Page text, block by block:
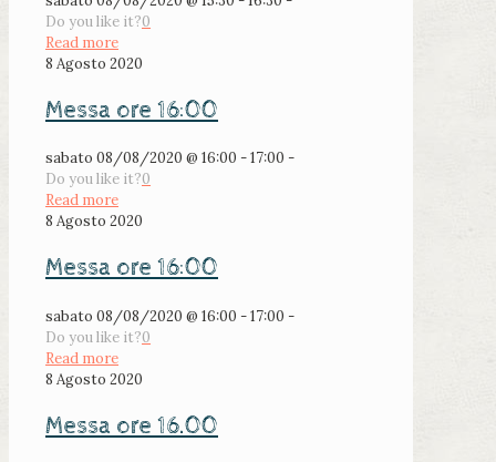
Do you like it?0
Read more
8 Agosto 2020
Messa ore 16:00
sabato 08/08/2020 @ 16:00 - 17:00 -
Do you like it?0
Read more
8 Agosto 2020
Messa ore 16:00
sabato 08/08/2020 @ 16:00 - 17:00 -
Do you like it?0
Read more
8 Agosto 2020
Messa ore 16.00